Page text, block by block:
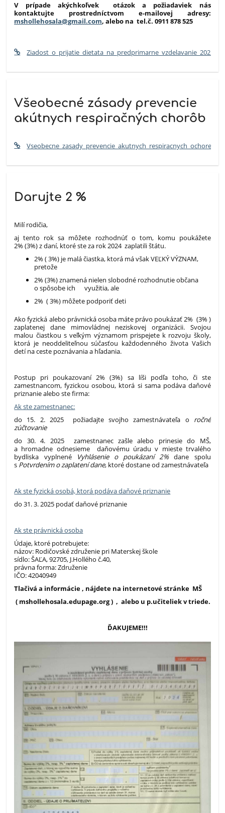
V prípade akýchkoľvek otázok a požiadaviek nás
kontaktujte prostredníctvom e-mailovej adresy:
mshollehosala@gmail.com, alebo na tel.č. 0911 878 525
Všeobecné zásady prevencie
akútnych respiračných chorôb
Darujte 2 %
Milí rodičia,
aj tento rok sa môžete rozhodnúť o tom, komu poukážete
2% (3%) z daní, ktoré ste za rok 2024 zaplatili štátu.
2% ( 3%) je malá čiastka, ktorá má však VEĽKÝ VÝZNAM,
pretože
2% (3%) znamená nielen slobodné rozhodnutie občana
o spôsobe ich využitia, ale
2% ( 3%) môžete podporiť deti
Ako fyzická alebo právnická osoba máte právo poukázať 2% (3% )
zaplatenej dane mimovládnej neziskovej organizácii. Svojou
malou čiastkou s veľkým významom prispejete k rozvoju školy,
ktorá je neoddeliteľnou súčasťou každodenného života Vašich
detí na ceste poznávania a hľadania.
Postup pri poukazovaní 2% (3%) sa líši podľa toho, či ste
zamestnancom, fyzickou osobou, ktorá si sama podáva daňové
priznanie alebo ste firma:
Ak ste zamestnanec:
do 15. 2. 2025 požiadajte svojho zamestnávateľa o ročné
zúčtovanie
do 30. 4. 2025 zamestnanec zašle alebo prinesie do MŠ,
a hromadne odnesieme daňovému úradu v mieste trvalého
bydliska vyplnené
Vyhlásenie o poukázaní 2%dane spolu
s Potvrdením o zaplatení dane, ktoré dostane od zamestnávateľa
Ak ste fyzická osobá, ktorá podáva daňové priznanie
do 31. 3. 2025 podať daňové priznanie
Ak ste právnická osoba
Údaje, ktoré potrebujete:
názov: Rodičovské združenie pri Materskej škole
sídlo: ŠAĽA, 92705, J.Hollého č.40,
právna forma: Združenie
IČO: 42040949
Tlačivá a informácie , nájdete na internetové stránke MŠ
( mshollehosala.edupage.org ) , alebo u p.učiteliek v triede.
ĎAKUJEME!!!